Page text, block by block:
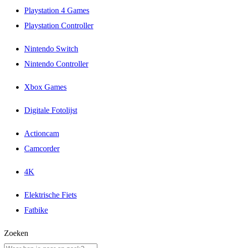
Playstation 4 Games
Playstation Controller
Nintendo Switch
Nintendo Controller
Xbox Games
Digitale Fotolijst
Actioncam
Camcorder
4K
Elektrische Fiets
Fatbike
Zoeken